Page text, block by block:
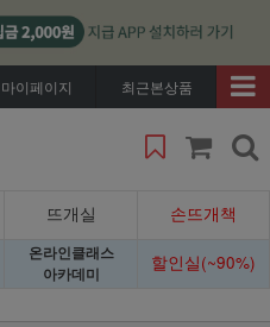
마이페이지 최근본상품
뜨개실
손뜨개책
온라인클래스
아카데미
할인실(~90%)